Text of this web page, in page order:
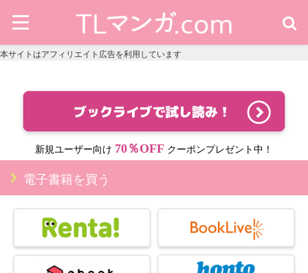
本サイトはアフィリエイト広告を利用しています
新規ユーザー向け 70％OFF クーポンプレゼント中！
電子書籍を買う